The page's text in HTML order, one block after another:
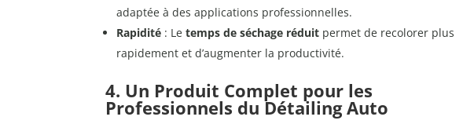
adaptée à des applications professionnelles.
Rapidité : Letemps de séchage réduit permet de recolorer plus
rapidement et d’augmenter la productivité.
4. Un Produit Complet pour les
Professionnels du Détailing Auto